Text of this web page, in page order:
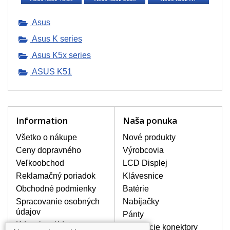
BALENIE OBSAHUJE:
Nový displej k notebooku Asus K51
Asus
Asus K series
Asus K5x series
ASUS K51
Information
Všetko o nákupe
Ceny dopravného
Veľkoobchod
Reklamačný poriadok
Obchodné podmienky
Spracovanie osobných
údajov
Kde nás nájdete
Naša ponuka
Nové produkty
Výrobcovia
LCD Displej
Klávesnice
Batérie
Nabíjačky
Pánty
Napájacie konektory